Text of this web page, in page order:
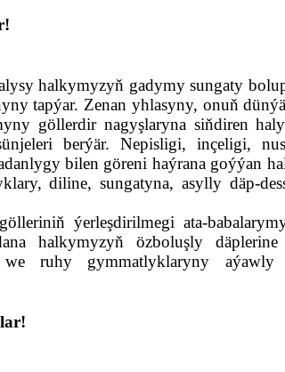
halkymyzyň gadymy sungaty
tapýar. Zenan yhlasyny, onuň
göllerdir nagyşlaryna siňdiren
berýär. Nepisligi, inçeligi,
bilen göreni haýrana goýýan
diline, sungatyna, asylly däp-
ýerleşdirilmegi ata-
halkymyzyň özboluşly
we ruhy gymmatlyklaryny aýawly